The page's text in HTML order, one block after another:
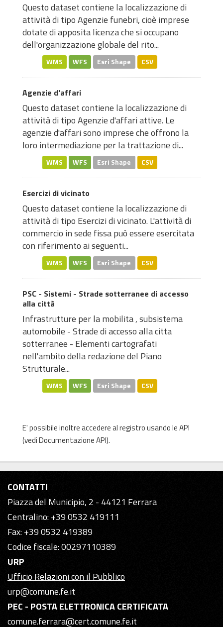
Questo dataset contiene la localizzazione di
attività di tipo Agenzie funebri, cioè imprese
dotate di apposita licenza che si occupano
dell'organizzazione globale del rito...
WMS WFS Esri Shape CSV
Agenzie d'affari
Questo dataset contiene la localizzazione di
attività di tipo Agenzie d'affari attive. Le
agenzie d'affari sono imprese che offrono la
loro intermediazione per la trattazione di...
WMS WFS Esri Shape CSV
Esercizi di vicinato
Questo dataset contiene la localizzazione di
attività di tipo Esercizi di vicinato. L'attività di
commercio in sede fissa può essere esercitata
con riferimento ai seguenti...
WMS WFS Esri Shape CSV
PSC - Sistemi - Strade sotterranee di accesso
alla città
Infrastrutture per la mobilita , subsistema
automobile - Strade di accesso alla citta
sotterranee - Elementi cartografati
nell'ambito della redazione del Piano
Strutturale...
WMS WFS Esri Shape CSV
E' possibile inoltre accedere al registro usando leAPI
(vediDocumentazione API).
CONTATTI
Piazza del Municipio, 2 - 44121 Ferrara
Centralino: +39 0532 419111
Fax: +39 0532 419389
Codice fiscale: 00297110389
URP
Ufficio Relazioni con il Pubblico
urp@comune.fe.it
PEC - POSTA ELETTRONICA CERTIFICATA
comune.ferrara@cert.comune.fe.it